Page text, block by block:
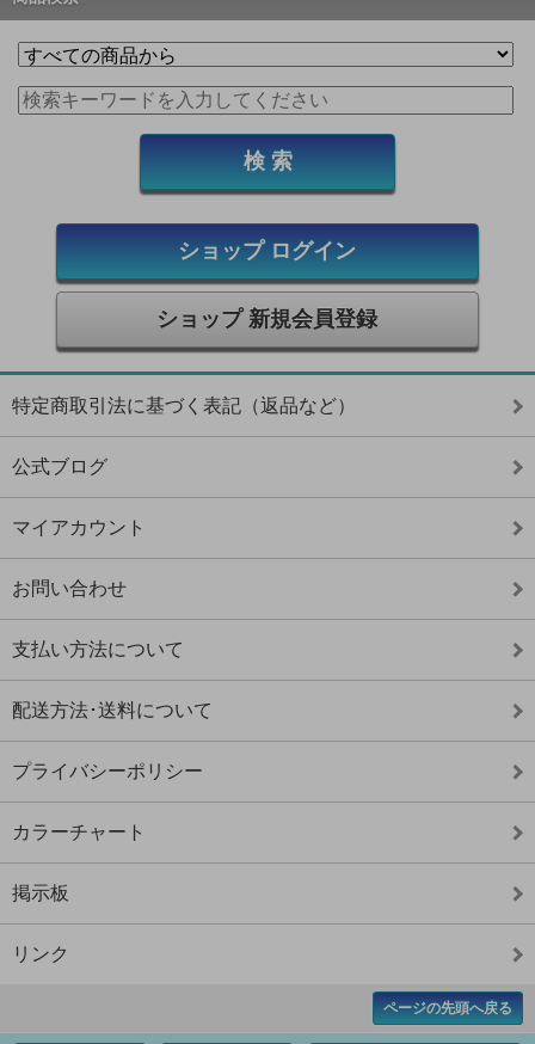
ショップ ログイン
ショップ 新規会員登録
特定商取引法に基づく表記（返品など）
公式ブログ
マイアカウント
お問い合わせ
支払い方法について
配送方法･送料について
プライバシーポリシー
カラーチャート
掲示板
リンク
ページの先頭へ戻る